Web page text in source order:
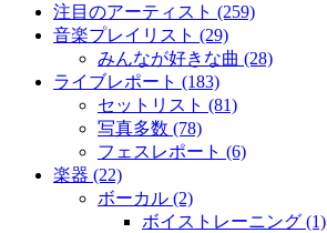
注目のアーティスト (259)
音楽プレイリスト (29)
みんなが好きな曲 (28)
ライブレポート (183)
セットリスト (81)
写真多数 (78)
フェスレポート (6)
楽器 (22)
ボーカル (2)
ボイストレーニング (1)